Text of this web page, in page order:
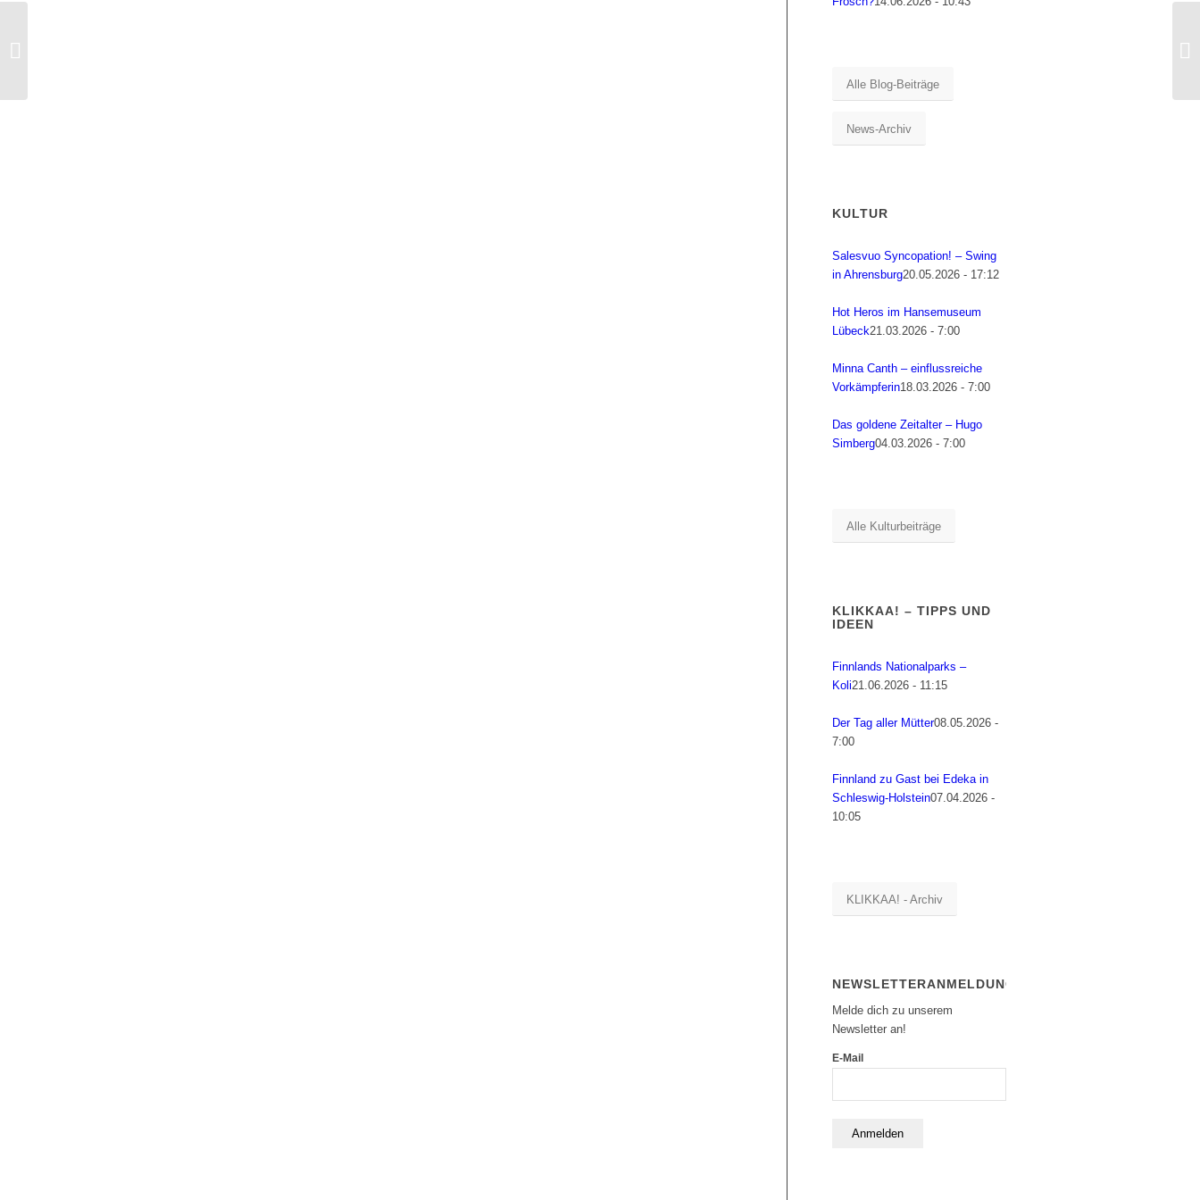
Alle Blog-Beiträge
News-Archiv
KULTUR
Salesvuo Syncopation! – Swing
in Ahrensburg20.05.2026 - 17:12
Hot Heros im Hansemuseum
Lübeck21.03.2026 - 7:00
Minna Canth – einflussreiche
Vorkämpferin18.03.2026 - 7:00
Das goldene Zeitalter – Hugo
Simberg04.03.2026 - 7:00
Alle Kulturbeiträge
KLIKKAA! – TIPPS UND
IDEEN
Finnlands Nationalparks –
Koli21.06.2026 - 11:15
Der Tag aller Mütter08.05.2026 -
7:00
Finnland zu Gast bei Edeka in
Schleswig-Holstein07.04.2026 -
10:05
KLIKKAA! - Archiv
NEWSLETTERANMELDUNG
Melde dich zu unserem
Newsletter an!
E-Mail
Anmelden